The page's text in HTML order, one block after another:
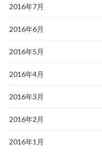
2016年7月
2016年6月
2016年5月
2016年4月
2016年3月
2016年2月
2016年1月